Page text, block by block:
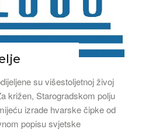
su višestoljetnoj živoj
križen, Starogradskom polju
izrade hvarske čipke od
popisu svjetske